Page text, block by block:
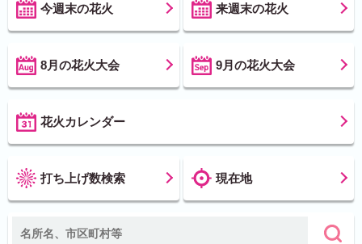
今週末の花火 来週末の花火
8月の花火大会 9月の花火大会
花火カレンダー
打ち上げ数検索 現在地